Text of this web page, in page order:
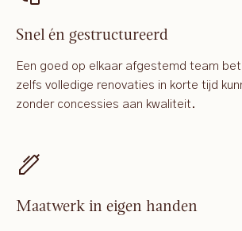
Snel én gestructureerd
Een goed op elkaar afgestemd team
zelfs volledige renovaties in korte tijd
zonder concessies aan kwaliteit.
Maatwerk in eigen handen